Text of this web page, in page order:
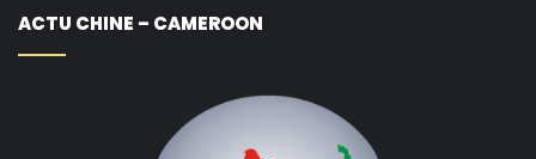
ACTU CHINE – CAMEROON